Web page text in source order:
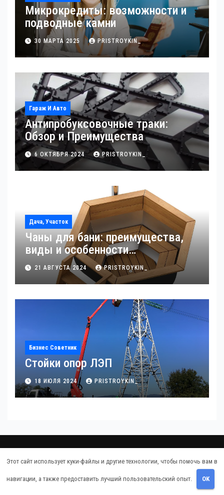
Микрокредиты: возможности и
подводные камни
30 МАРТА 2025 PRISTROYKIN_
Гараж И Авто
Антипробуксовочные траки:
Обзор и Преимущества
6 ОКТЯБРЯ 2024 PRISTROYKIN_
Дача, Участок
Чаны для бани: преимущества,
виды и особенности
использования
21 АВГУСТА 2024 PRISTROYKIN_
Бизнес Советник
Стойки опор ЛЭП
18 ИЮЛЯ 2024 PRISTROYKIN_
Про дачу
Советы владельцам
Этот сайт использует куки-файлы и другие технологии, чтобы помочь вам в
навигации, а также предоставить лучший пользовательский опыт. OK